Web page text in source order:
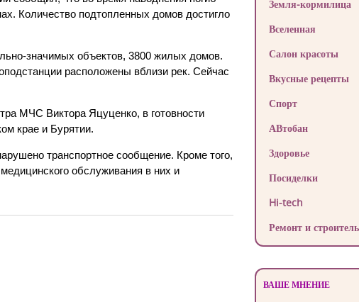
Количество подтопленных домов достигло
значимых объектов, 3800 жилых домов.
расположены вблизи рек. Сейчас
МЧС Виктора Яцуценко, в готовности
крае и Бурятии.
транспортное сообщение. Кроме того,
обслуживания в них и
Земля-кормилица
Вселенная
Салон красоты
Вкусные рецепты
Спорт
АВтобан
Здоровье
Посиделки
Hi-tech
Ремонт и
ВАШЕ МНЕНИЕ